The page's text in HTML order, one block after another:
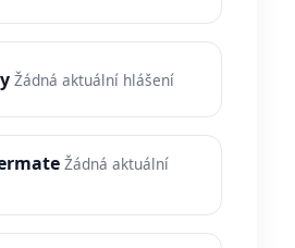
Žádná aktuální hlášení
Žádná aktuální